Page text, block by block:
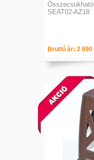
SEAT02-AZ18
Bruttó ár: 2 890